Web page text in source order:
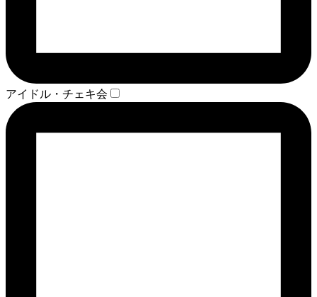
アイドル・チェキ会